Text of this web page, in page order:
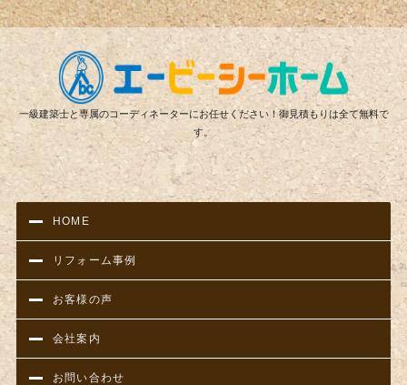
リ
一級建築士と専属のコーディネーターにお任せください！御見積もりは全て無料で
す。
HOME
リフォーム事例
お客様の声
会社案内
お問い合わせ